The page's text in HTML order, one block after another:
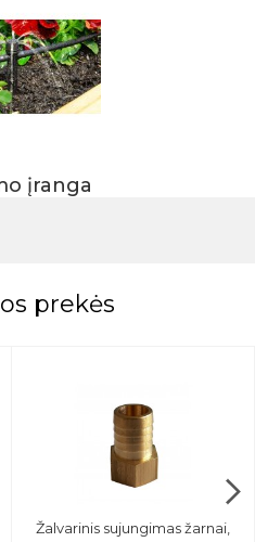
įranga
prekės
Žalvarinis sujungimas žarnai,